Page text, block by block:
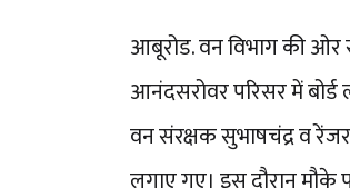
आबूरोड. वन विभाग की ओर
आनंदसरोवर परिसर में
वन संरक्षक सुभाषचंद्र व